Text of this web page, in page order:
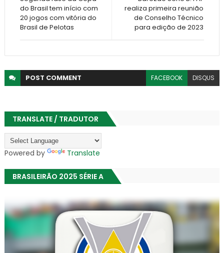
realiza primeira reunião
de Conselho Técnico
para edição de 2023
do Brasil tem início com
20 jogos com vitória do
Brasil de Pelotas
POST COMMENT FACEBOOK DISQUS
TRANSLATE / TRADUTOR
Powered by Translate
BRASILEIRÃO 2025 SÉRIE A